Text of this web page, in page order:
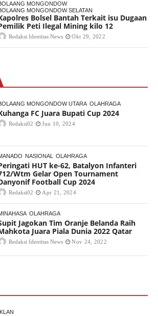
MONGONDOW
MONGONDOW SELATAN
Bolsel Bantah Terkait isu Dugaan
Peti Ilegal Mining kilo 12
Redaksi Identitas News Okt 29, 2022
MONGONDOW UTARA OLAHRAGA
FC Juara Bupati Cup 2024
Redaksi02 Jun 10, 2024
NASIONAL OLAHRAGA
HUT ke-62, Batalyon Infanteri
Wtm Gelar Open Tournament
Football Cup 2024
Redaksi02 Apr 21, 2024
OLAHRAGA
Jagokan Tim Oranje Belanda Raih
Juara Piala Dunia 2022 Qatar
Redaksi Identitas News Nov 24, 2022